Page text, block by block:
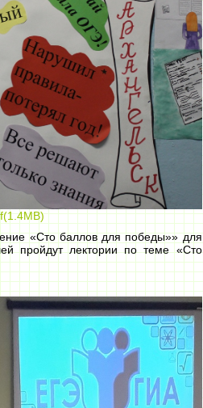
«Сто баллов для победы»» для
пройдут лектории по теме «Сто